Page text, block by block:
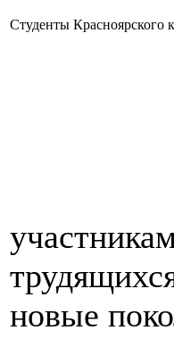
Студенты Красноярского
новые